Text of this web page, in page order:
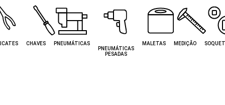
CHAVES
PNEUMÁTICAS
PNEUMÁTICAS
PESADAS
MALETAS MEDIÇÃO